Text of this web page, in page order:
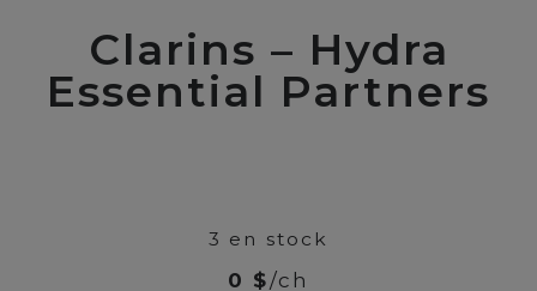
Clarins – Hydra
Essential Partners
3 en stock
0 $/ch